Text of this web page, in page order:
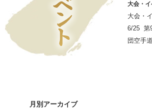
月別アーカイブ
大会・イ
大会・
6/25 第
団空手